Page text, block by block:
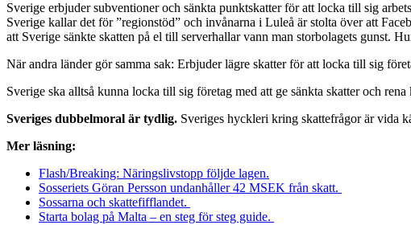
Sverige erbjuder subventioner och sänkta punktskatter för att locka till sig
Sverige kallar det för ”regionstöd” och invånarna i Luleå är stolta över att
att Sverige sänkte skatten på el till serverhallar vann man storbolagets gunst.
När andra länder gör samma sak: Erbjuder lägre skatter för att locka till sig
Sverige ska alltså kunna locka till sig företag med att ge sänkta skatter och
Sveriges dubbelmoral är tydlig. Sveriges hyckleri kring skattefrågor är vida
Mer läsning:
Flash/Breaking: Näringslivstopp följde lagen.
Sosseriets Göran Persson undanhåller 42 MSEK från skatt.
Sossarna och skattefifflandet.
Starta bolag på Malta – en steg för steg guide.